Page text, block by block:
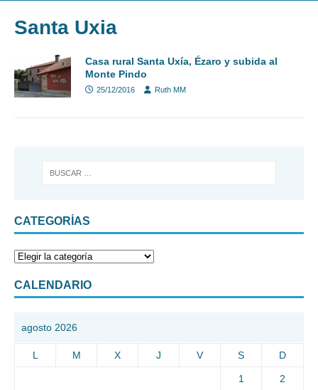
Santa Uxia
Casa rural Santa Uxía, Ézaro y subida al
Monte Pindo
25/12/2016 Ruth MM
CATEGORÍAS
CALENDARIO
agosto 2026
L M X J V S D
1 2